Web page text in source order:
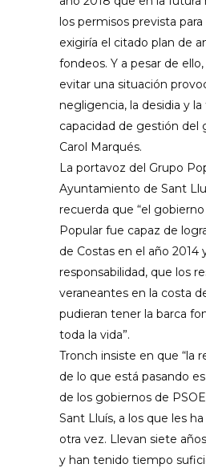
los permisos prevista
exigiría el citado plan de
fondeos. Y a pesar de
evitar una situación
negligencia, la desidia y la
capacidad de gestión del
Carol Marqués.
La portavoz del Grupo
Ayuntamiento de Sant
recuerda que “el
Popular fue capaz de
de Costas en el año 2014
responsabilidad, que los
veraneantes en la costa
pudieran tener la barca
toda la vida”.
Tronch insiste en que “la
de lo que está pasando
de los gobiernos de
Sant Lluís, a los que les
otra vez. Llevan siete
y han tenido tiempo